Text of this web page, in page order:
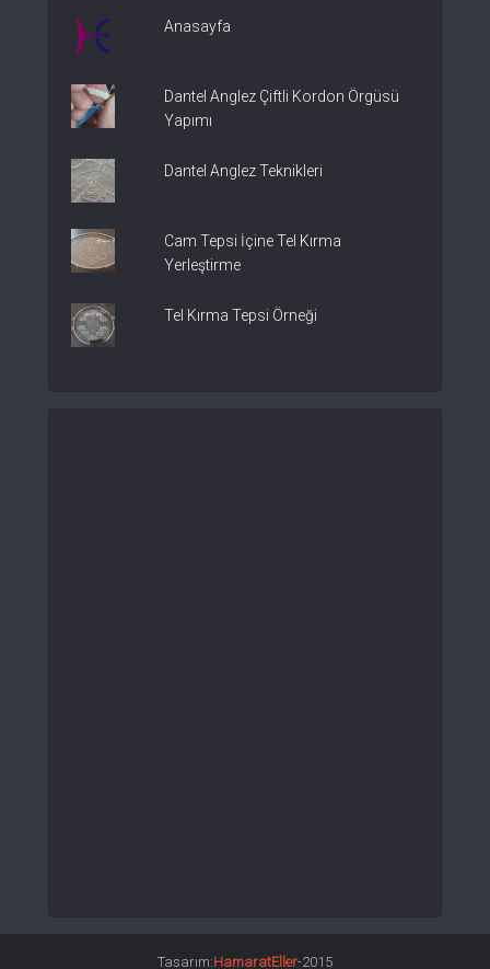
Anasayfa
Dantel Anglez Çiftli Kordon Örgüsü
Yapımı
Dantel Anglez Teknikleri
Cam Tepsi İçine Tel Kırma
Yerleştirme
Tel Kırma Tepsi Örneği
Tasarım:HamaratEller-2015